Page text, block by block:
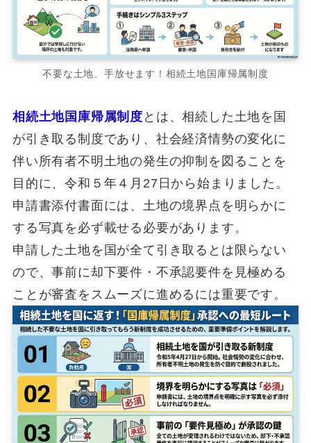
不要な土地、手放せます！相続土地国庫帰属制度
相続土地国庫帰属制度 とは、相続した土地を国
が引き取る制度であり、社会経済情勢の変化に
伴い所有者不明土地の発生の抑制を図ることを
目的に、令和５年４月27日から始まりました。
申請書添付書面には、土地の境界点を明らかに
する写真を必ず載せる必要があります。
申請した土地を国が全て引き取るとは限らない
ので、事前に却下要件・不承認要件を見極める
ことが審査をスムーズに進めるには重要です。